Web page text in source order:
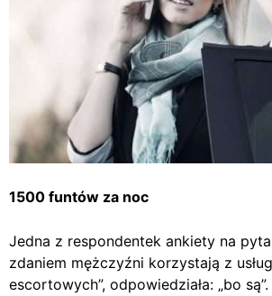
1500 funtów za noc
Jedna z respondentek ankiety na
zdaniem mężczyźni korzystają z
escortowych”, odpowiedziała: „bo